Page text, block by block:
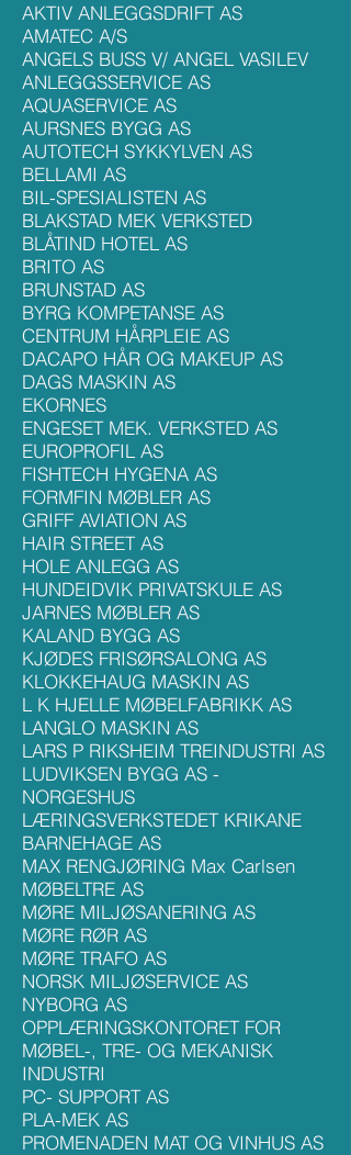
AKTIV ANLEGGSDRIFT AS
AMATEC A/S
ANGELS BUSS V/ ANGEL VASILEV
ANLEGGSSERVICE AS
AQUASERVICE AS
AURSNES BYGG AS
AUTOTECH SYKKYLVEN AS
BELLAMI AS
BIL-SPESIALISTEN AS
BLAKSTAD MEK VERKSTED
BLÅTIND HOTEL AS
BRITO AS
BRUNSTAD AS
BYRG KOMPETANSE AS
CENTRUM HÅRPLEIE AS
DACAPO HÅR OG MAKEUP AS
DAGS MASKIN AS
EKORNES
ENGESET MEK. VERKSTED AS
EUROPROFIL AS
FISHTECH HYGENA AS
FORMFIN MØBLER AS
GRIFF AVIATION AS
HAIR STREET AS
HOLE ANLEGG AS
HUNDEIDVIK PRIVATSKULE AS
JARNES MØBLER AS
KALAND BYGG AS
KJØDES FRISØRSALONG AS
KLOKKEHAUG MASKIN AS
L K HJELLE MØBELFABRIKK AS
LANGLO MASKIN AS
LARS P RIKSHEIM TREINDUSTRI AS
LUDVIKSEN BYGG AS -
NORGESHUS
LÆRINGSVERKSTEDET KRIKANE
BARNEHAGE AS
MAX RENGJØRING Max Carlsen
MØBELTRE AS
MØRE MILJØSANERING AS
MØRE RØR AS
MØRE TRAFO AS
NORSK MILJØSERVICE AS
NYBORG AS
OPPLÆRINGSKONTORET FOR
MØBEL-, TRE- OG MEKANISK
INDUSTRI
PC- SUPPORT AS
PLA-MEK AS
PROMENADEN MAT OG VINHUS AS